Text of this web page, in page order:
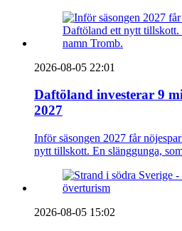
2026-08-05 22:01
Daftöland investerar 9
2027
Inför säsongen 2027 får
nytt tillskott. En slänggunga,
2026-08-05 15:02